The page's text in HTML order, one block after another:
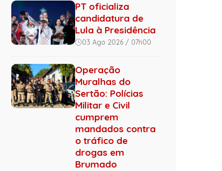
PT oficializa
candidatura de
Lula à Presidência
03 Ago 2026 / 07h00
Operação
Muralhas do
Sertão: Polícias
Militar e Civil
cumprem
mandados contra
o tráfico de
drogas em
Brumado